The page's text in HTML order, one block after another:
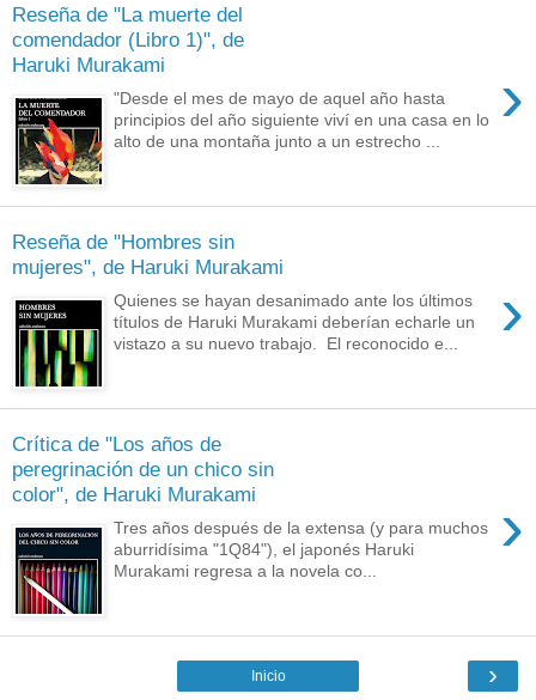
Reseña de "La muerte del
comendador (Libro 1)", de
Haruki Murakami
›
"Desde el mes de mayo de aquel año hasta
principios del año siguiente viví en una casa en lo
alto de una montaña junto a un estrecho ...
Reseña de "Hombres sin
mujeres", de Haruki Murakami
›
Quienes se hayan desanimado ante los últimos
títulos de Haruki Murakami deberían echarle un
vistazo a su nuevo trabajo. El reconocido e...
Crítica de "Los años de
peregrinación de un chico sin
color", de Haruki Murakami
›
Tres años después de la extensa (y para muchos
aburridísima "1Q84"), el japonés Haruki
Murakami regresa a la novela co...
›
Inicio